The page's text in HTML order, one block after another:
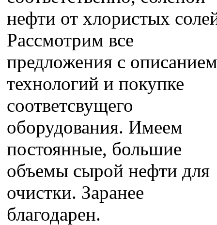
нефти от хлористых
Рассмотрим все
предложения с описанием
технологий и покупке
соответсвущего
оборудования. Имеем
постоянные, большие
объемы сырой нефти для
очистки. Заранее
благодарен.